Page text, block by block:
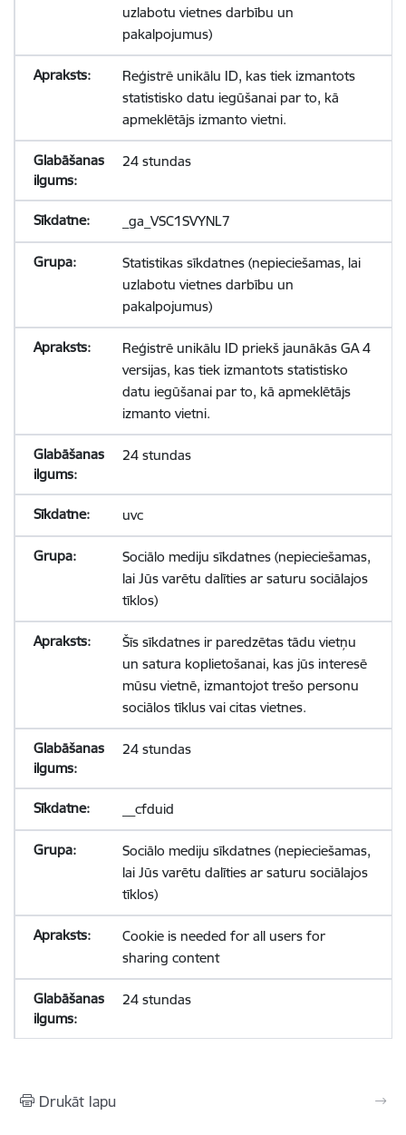
uzlabotu vietnes darbību un
pakalpojumus)
Reģistrē unikālu ID, kas tiek izmantots
statistisko datu iegūšanai par to, kā
apmeklētājs izmanto vietni.
24 stundas
_ga_VSC1SVYNL7
Statistikas sīkdatnes (nepieciešamas, lai
uzlabotu vietnes darbību un
pakalpojumus)
Reģistrē unikālu ID priekš jaunākās GA 4
versijas, kas tiek izmantots statistisko
datu iegūšanai par to, kā apmeklētājs
izmanto vietni.
24 stundas
uvc
Sociālo mediju sīkdatnes (nepieciešamas,
lai Jūs varētu dalīties ar saturu sociālajos
tīklos)
Šīs sīkdatnes ir paredzētas tādu vietņu
un satura koplietošanai, kas jūs interesē
mūsu vietnē, izmantojot trešo personu
sociālos tīklus vai citas vietnes.
24 stundas
__cfduid
Sociālo mediju sīkdatnes (nepieciešamas,
lai Jūs varētu dalīties ar saturu sociālajos
tīklos)
Cookie is needed for all users for
sharing content
24 stundas
Drukāt lapu